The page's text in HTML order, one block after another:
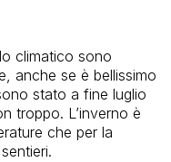
climatico sono
anche se è bellissimo
stato a fine luglio
troppo. L’inverno è
che per la